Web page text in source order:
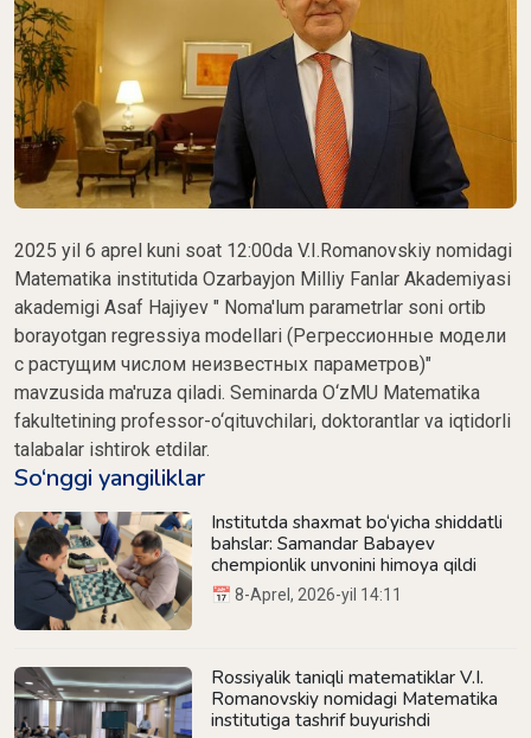
2025 yil 6 aprel kuni soat 12:00da V.I.Romanovskiy nomidagi
Matematika institutida Ozarbayjon Milliy Fanlar Akademiyasi
akademigi Asaf Hajiyev " Noma'lum parametrlar soni ortib
borayotgan regressiya modellari (Регрессионные модели
с растущим числом неизвестных параметров)"
mavzusida ma'ruza qiladi. Seminarda O‘zMU Matematika
fakultetining professor-o‘qituvchilari, doktorantlar va iqtidorli
talabalar ishtirok etdilar.
So‘nggi yangiliklar
Institutda shaxmat bo‘yicha shiddatli
bahslar: Samandar Babayev
chempionlik unvonini himoya qildi
📅 8-Aprel, 2026-yil 14:11
Rossiyalik taniqli matematiklar V.I.
Romanovskiy nomidagi Matematika
institutiga tashrif buyurishdi